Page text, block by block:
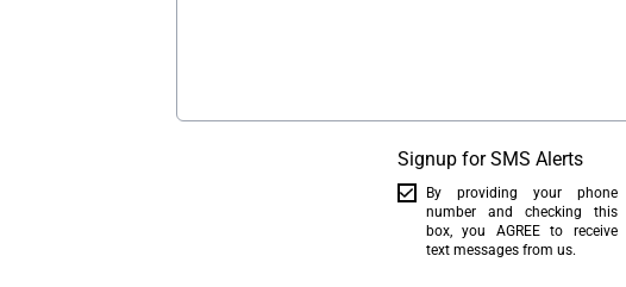
Signup for SMS Alerts
By providing your phone
number and checking this
box, you AGREE to receive
text messages from us.